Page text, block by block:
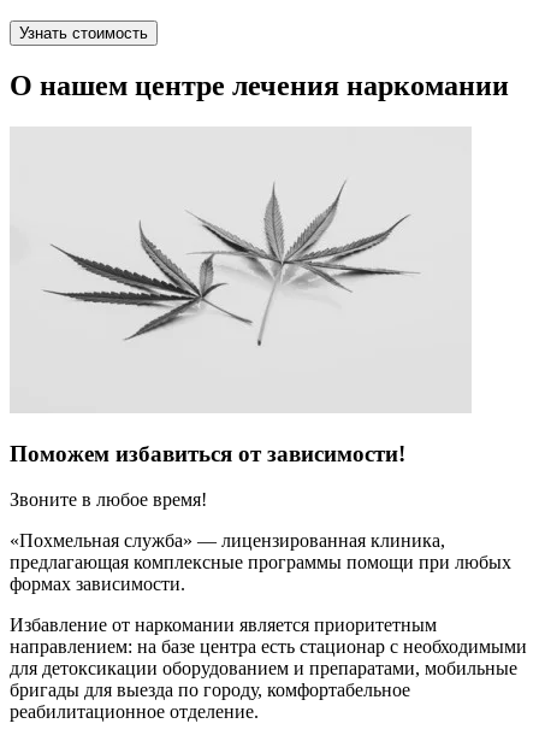
Узнать стоимость
О нашем центре лечения наркомании
Поможем избавиться от зависимости!
Звоните в любое время!
«Похмельная служба» — лицензированная клиника,
предлагающая комплексные программы помощи при любых
формах зависимости.
Избавление от наркомании является приоритетным
направлением: на базе центра есть стационар с необходимыми
для детоксикации оборудованием и препаратами, мобильные
бригады для выезда по городу, комфортабельное
реабилитационное отделение.